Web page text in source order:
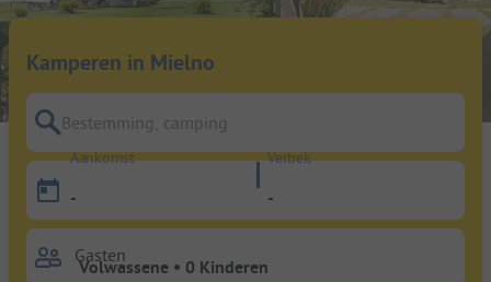
Kamperen in Mielno
Bestemming, camping
Aankomst
-
Vertrek
-
Gasten